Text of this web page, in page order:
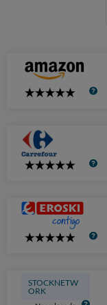
5
5
5
STOCKNETW
ORK